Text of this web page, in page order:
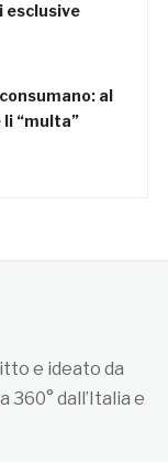
esclusive
al
“multa”
e ideato da
dall’Italia e